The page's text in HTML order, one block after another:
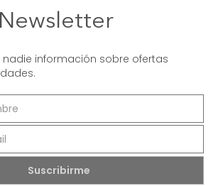
nadie información sobre ofertas